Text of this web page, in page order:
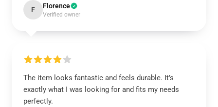
F Florence
Verified owner
The item looks fantastic and feels durable. It’s
exactly what I was looking for and fits my needs
perfectly.